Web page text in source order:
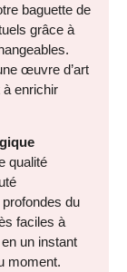
baguette de
grâce à
œuvre d’art
enrichir
qualité
du
faciles à
un instant
moment.